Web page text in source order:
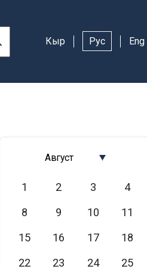
Кыр Рус Eng
Август
Март
Апрель
1 2 3 4
8
9 10 11
15
16 17 18
22
23 24 25